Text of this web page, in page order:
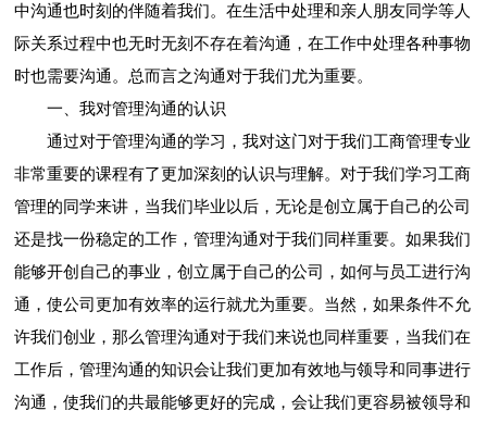
中沟通也时刻的伴随着我们。在生活中处理和亲人朋友同学等人
际关系过程中也无时无刻不存在着沟通，在工作中处理各种事物
时也需要沟通。总而言之沟通对于我们尤为重要。
一、我对管理沟通的认识
通过对于管理沟通的学习，我对这门对于我们工商管理专业
非常重要的课程有了更加深刻的认识与理解。对于我们学习工商
管理的同学来讲，当我们毕业以后，无论是创立属于自己的公司
还是找一份稳定的工作，管理沟通对于我们同样重要。如果我们
能够开创自己的事业，创立属于自己的公司，如何与员工进行沟
通，使公司更加有效率的运行就尤为重要。当然，如果条件不允
许我们创业，那么管理沟通对于我们来说也同样重要，当我们在
工作后，管理沟通的知识会让我们更加有效地与领导和同事进行
沟通，使我们的共最能够更好的完成，会让我们更容易被领导和